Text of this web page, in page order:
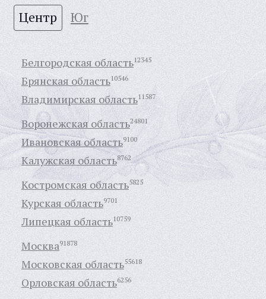
Центр
Юг
Белгородская область12345
Брянская область10546
Владимирская область11587
Воронежская область24801
Ивановская область9100
Калужская область8762
Костромская область5825
Курская область9701
Липецкая область10759
Москва91878
Московская область55618
Орловская область6256